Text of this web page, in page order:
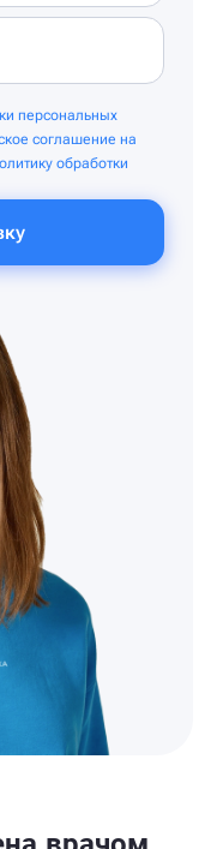
персональных
соглашение на
обработки